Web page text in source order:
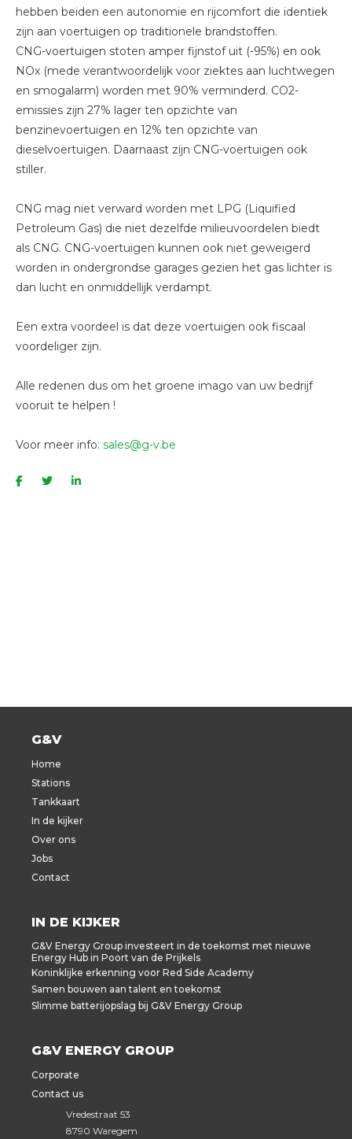
hebben beiden een autonomie en rijcomfort die identiek
zijn aan voertuigen op traditionele brandstoffen.
CNG-voertuigen stoten amper fijnstof uit (-95%) en ook
NOx (mede verantwoordelijk voor ziektes aan luchtwegen
en smogalarm) worden met 90% verminderd. CO2-
emissies zijn 27% lager ten opzichte van
benzinevoertuigen en 12% ten opzichte van
dieselvoertuigen. Daarnaast zijn CNG-voertuigen ook
stiller.
CNG mag niet verward worden met LPG (Liquified
Petroleum Gas) die niet dezelfde milieuvoordelen biedt
als CNG. CNG-voertuigen kunnen ook niet geweigerd
worden in ondergrondse garages gezien het gas lichter is
dan lucht en onmiddellijk verdampt.
Een extra voordeel is dat deze voertuigen ook fiscaal
voordeliger zijn.
Alle redenen dus om het groene imago van uw bedrijf
vooruit te helpen !
Voor meer info: sales@g-v.be
G&V
Home
Stations
Tankkaart
In de kijker
Over ons
Jobs
Contact
IN DE KIJKER
G&V Energy Group investeert in de toekomst met nieuwe
Energy Hub in Poort van de Prijkels
Koninklijke erkenning voor Red Side Academy
Samen bouwen aan talent en toekomst
Slimme batterijopslag bij G&V Energy Group
G&V ENERGY GROUP
Corporate
Contact us
Vredestraat 53
8790 Waregem